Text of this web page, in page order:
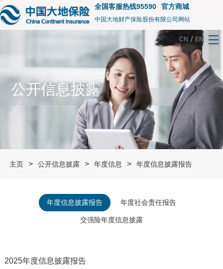
全国客服热线95590 官方商城
中国大地财产保险股份有限公司网站
CN / EN
公开信息披露
主页 > 公开信息披露 > 年度信息 > 年度信息披露报告
年度信息披露报告 年度社会责任报告
交强险年度信息披露
2025年度信息披露报告